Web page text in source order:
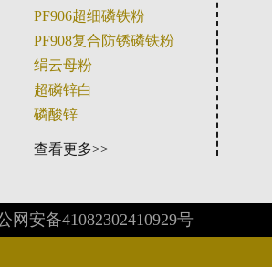
PF906超细磷铁粉
PF908复合防锈磷铁粉
绢云母粉
超磷锌白
磷酸锌
查看更多>>
网安备41082302410929号